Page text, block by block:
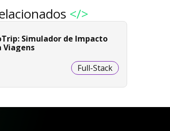
</>
Simulador de Impacto
Full-Stack